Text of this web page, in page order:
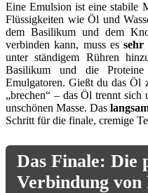
Eine Emulsion ist eine stabile
Flüssigkeiten wie Öl und
dem Basilikum und dem
verbinden kann, muss essehr
unter ständigem Rühren
Basilikum und die
Emulgatoren. Gießt du das Öl
„brechen“ – das Öl trennt sich
unschönen Masse. Das
Schritt für die finale, cremige
Das Finale: Die
Verbindung von